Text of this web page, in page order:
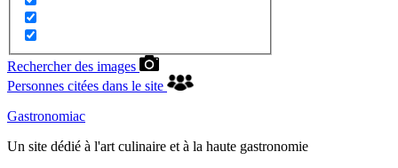
Rechercher des images
Personnes citées dans le site
Gastronomiac
Un site dédié à l'art culinaire et à la haute gastronomie